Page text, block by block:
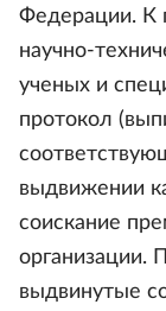
Федерации. К
научно-
ученых и
протокол
выдвижении
соискание
организации.
выдвинутые